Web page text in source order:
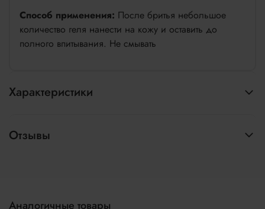
Способ применения: После бритья небольшое
количество геля нанести на кожу и оставить до
полного впитывания. Не смывать
Характеристики
Отзывы
Аналогичные товары